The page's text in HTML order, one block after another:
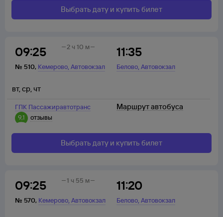
Выбрать дату и купить билет
09:25
№ 510, Кемерово,Автовокзал
11:35
Белово,Автовокзал
2 ч 10 м
ГПК Пассажиравтотранс
9,1
отзывы
вт,ср, чт
Маршрут автобуса
Выбрать дату и купить билет
09:25
№ 570, Кемерово,Автовокзал
11:20
Белово,Автовокзал
1 ч 55 м